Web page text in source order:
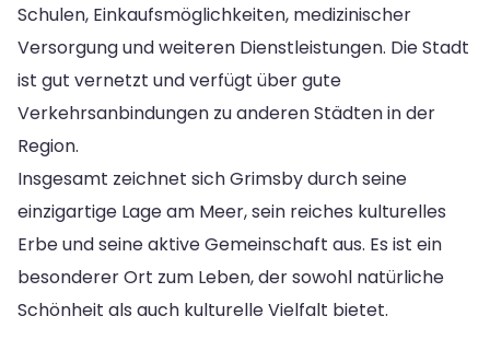
Schulen, Einkaufsmöglichkeiten, medizinischer
Versorgung und weiteren Dienstleistungen. Die Stadt
ist gut vernetzt und verfügt über gute
Verkehrsanbindungen zu anderen Städten in der
Region.
Insgesamt zeichnet sich Grimsby durch seine
einzigartige Lage am Meer, sein reiches kulturelles
Erbe und seine aktive Gemeinschaft aus. Es ist ein
besonderer Ort zum Leben, der sowohl natürliche
Schönheit als auch kulturelle Vielfalt bietet.